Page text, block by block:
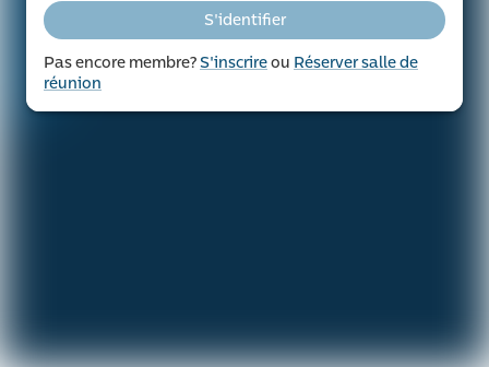
S'identifier
Pas encore membre?S'inscrireou Réserver salle de
réunion